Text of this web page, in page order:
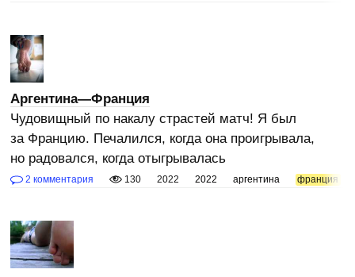
Аргентина—Франция
Чудовищный по накалу страстей матч! Я был
за Францию. Печалился, когда она проигрывала,
но радовался, когда отыгрывалась
2 комментария 130 2022 2022 аргентина франция